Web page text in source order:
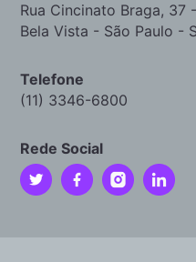
Rua Cincinato Braga, 37
Bela Vista - São Paulo -
Telefone
(11) 3346-6800
Rede Social